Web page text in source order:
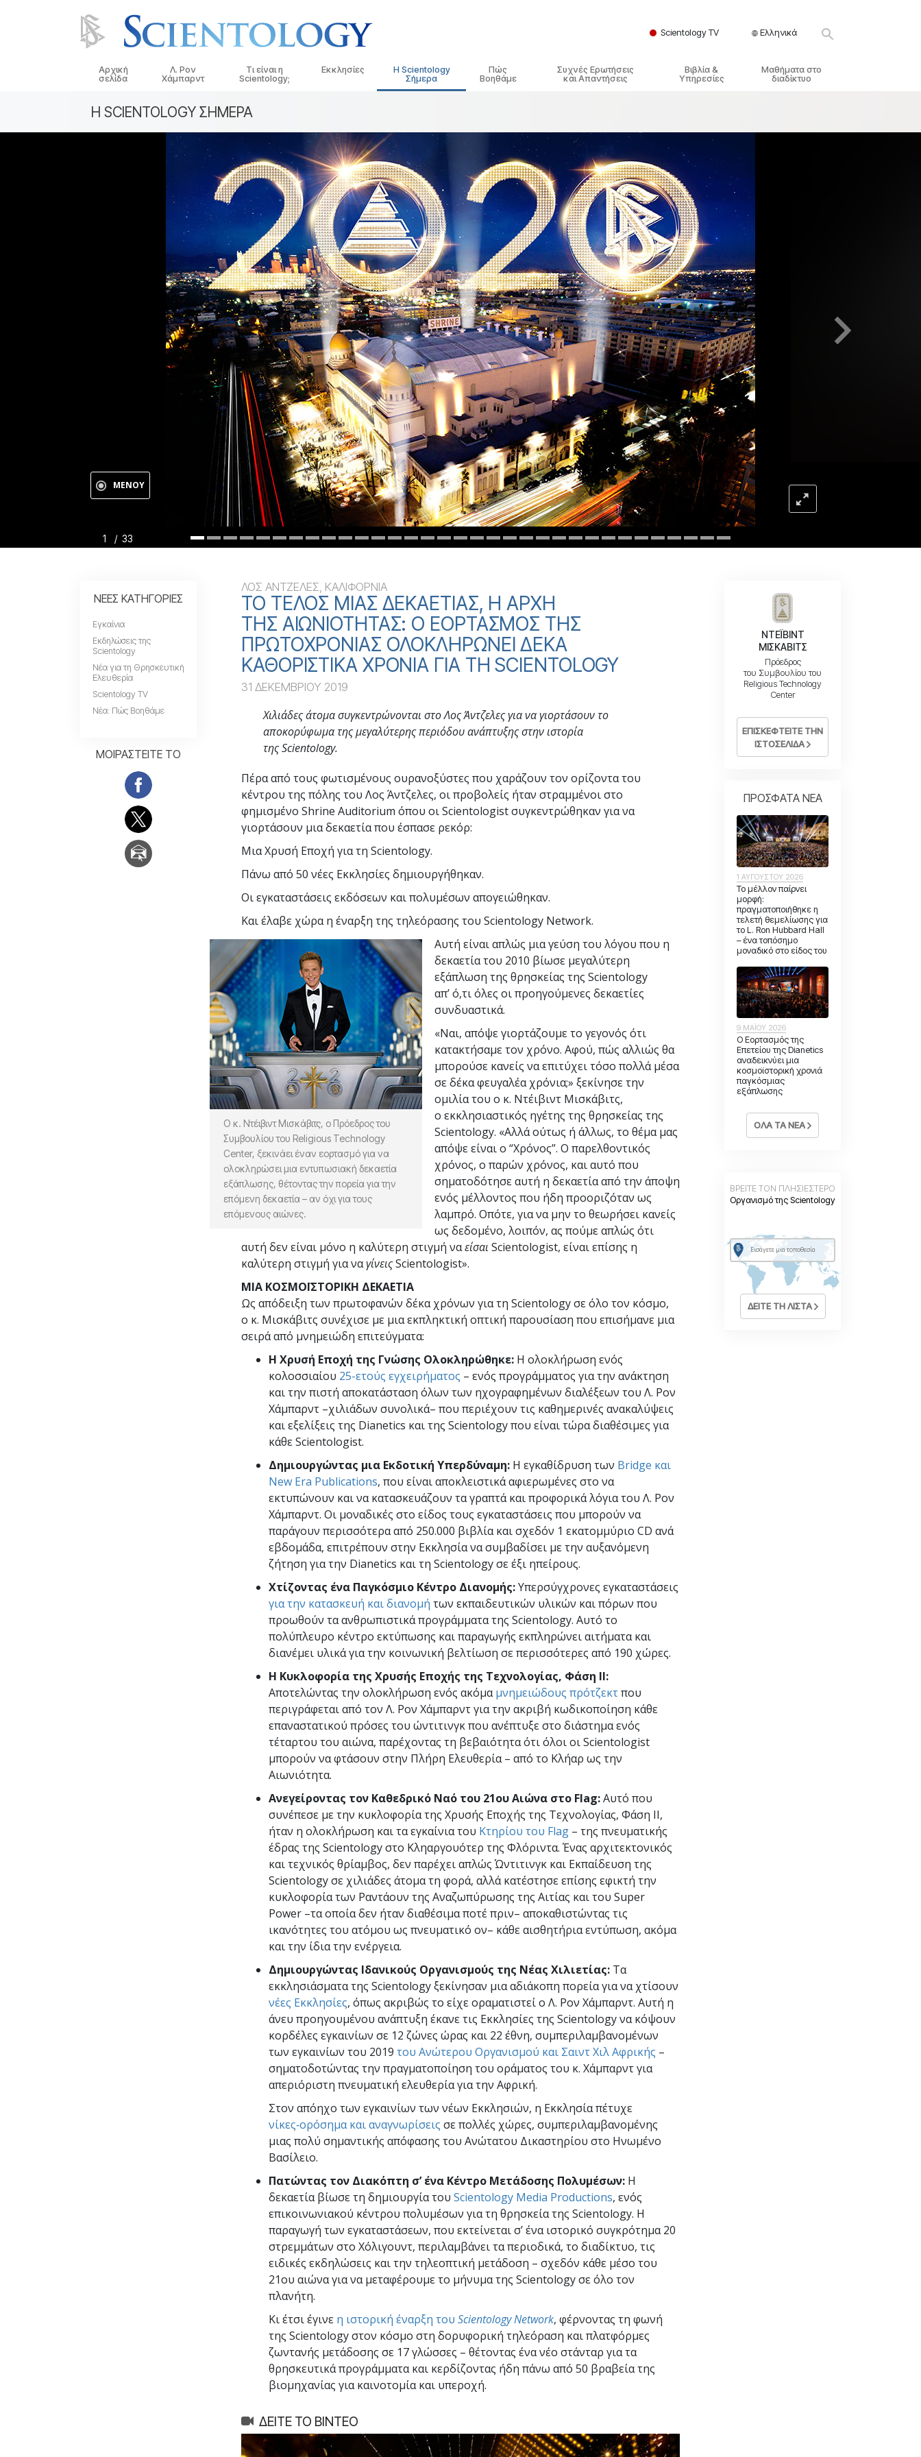
Scientology TV Ελληνικά
Αρχική
σελίδα
Λ. Ρον
Χάμπαρντ
Τι είναι η
Scientology;
Πιστεύω και Πρακτικές
Τα Πιστεύω και οι Κώδικες της
Σαηεντολογίας
Τι Λένε οι Σαηεντολόγοι για τη
Σαηεντολογία
Συναντήστε έναν Σαηεντολόγο
Μέσα σε μια Εκκλησία
Οι Βασικές Αρχές της
Σαηεντολογίας
Μια Εισαγωγή στη Διανοητική
Αγάπη και Μίσος –
Tι είναι η Μεγαλοσύνη;
Εκκλησίες
Ιδανικές Εκκλησίες της Scientology
Ανώτεροι οργανισμοί
Η Βάση του Φλαγκ
Freewinds
Φέρνοντας τη Σαηεντολογία στον
Κόσμο
Η Scientology
Σήμερα
Εκδηλώσεις της Scientology
Ντέιβιντ Μισκάβιτς: Εκκλησιαστικός
Ηγέτης της Scientology
Πώς
Βοηθάμε
Applied Scholastics
Κρίμινον
Νάρκωνον
Η Αλήθεια για τα Ναρκωτικά
Ενωμένοι για τα Ανθρώπινα
Δικαιώματα
Επιτροπή Πολιτών για τα
Ανθρώπινα Δικαιώματα
Εθελοντές Λειτουργοί της
Σαηεντολογίας
Συχνές Ερωτήσεις
και Απαντήσεις
Μέσα σε μια Εκκλησία
Ο Οργανισμός της Σαηεντολογίας
Βιβλία &
Υπηρεσίες
Ηχογραφημένα Βιβλία
Οι Εισαγωγικές Διαλέξεις
Εισαγωγικά Φιλμ
Εισαγωγικές Υπηρεσίες
Μαθήματα στο
διαδίκτυο
Τα Δυναμικά της Ύπαρξης
Τα Συστατικά της Κατανόησης
Λύσεις για ένα Επικίνδυνο
Περιβάλλον
Βοηθήματα για Ασθένειες και
Ατυχήματα
Ακεραιότητα και Τιμιότητα
Γάμος
Η Τονική Κλίμακα των
Συναισθημάτων
Φάρμακα και Ναρκωτικά:
Το Πρόβλημα και η Λύση του
Παιδιά
Εργαλεία για τον Χώρο Εργασίας
Ηθική και Καταστάσεις Ηθικής
Η Αιτία της Καταπίεσης
Διερευνήσεις
Τα Βασικά Στοιχεία της Οργάνωσης
Βασικές Αρχές Δημοσίων Σχέσεων
Η SCIENTOLOGY ΣΗΜΕΡΑ
ΜΕΝΟΥ
Εορτασμός Βίντεο
Ανασκόπηση της Δεκαετίας
Εξερευνήστε
τη Δεκαετία
Χρονολόγιο των Νέων
Οργανισμών της Scientology
1 / 33
ΛΟΣ ΑΝΤΖΕΛΕΣ, ΚΑΛΙΦΟΡΝΙΑ
ΤΟ ΤΕΛΟΣ ΜΙΑΣ ΔΕΚΑΕΤΙΑΣ, Η ΑΡΧΗ
ΤΗΣ ΑΙΩΝΙΟΤΗΤΑΣ: Ο ΕΟΡΤΑΣΜΟΣ ΤΗΣ
ΠΡΩΤΟΧΡΟΝΙΑΣ ΟΛΟΚΛΗΡΩΝΕΙ ΔΕΚΑ
ΚΑΘΟΡΙΣΤΙΚΑ ΧΡΟΝΙΑ ΓΙΑ ΤΗ SCIENTOLOGY
31 ΔΕΚΕΜΒΡΙΟΥ 2019
Χιλιάδες άτομα συγκεντρώνονται στο Λος Άντζελες για να γιορτάσουν το
αποκορύφωμα της μεγαλύτερης περιόδου ανάπτυξης στην ιστορία
της Scientology.
Πέρα από τους φωτισμένους ουρανοξύστες που χαράζουν τον ορίζοντα του
κέντρου της πόλης του Λος Άντζελες, οι προβολείς ήταν στραμμένοι στο
φημισμένο Shrine Auditorium όπου οι Scientologist συγκεντρώθηκαν για να
γιορτάσουν μια δεκαετία που έσπασε ρεκόρ:
Μια Χρυσή Εποχή για τη Scientology.
Πάνω από 50 νέες Εκκλησίες δημιουργήθηκαν.
Οι εγκαταστάσεις εκδόσεων και πολυμέσων απογειώθηκαν.
Και έλαβε χώρα η έναρξη της τηλεόρασης του Scientology Network.
Ο κ. Ντέιβιντ Μισκάβιτς, ο Πρόεδρος του
Συμβουλίου του Religious Technology
Center, ξεκινάει έναν εορτασμό για να
ολοκληρώσει μια εντυπωσιακή δεκαετία
εξάπλωσης, θέτοντας την πορεία για την
επόμενη δεκαετία – αν όχι για τους
επόμενους αιώνες.
Αυτή είναι απλώς μια γεύση του λόγου που η
δεκαετία του 2010 βίωσε μεγαλύτερη
εξάπλωση της θρησκείας της Scientology
απ’ ό,τι όλες οι προηγούμενες δεκαετίες
συνδυαστικά.
«Ναι, απόψε γιορτάζουμε το γεγονός ότι
κατακτήσαμε τον χρόνο. Αφού, πώς αλλιώς θα
μπορούσε κανείς να επιτύχει τόσο πολλά μέσα
σε δέκα φευγαλέα χρόνια;» ξεκίνησε την
ομιλία του ο κ. Ντέιβιντ Μισκάβιτς,
ο εκκλησιαστικός ηγέτης της θρησκείας της
Scientology. «Αλλά ούτως ή άλλως, το θέμα μας
απόψε είναι ο “Χρόνος”. Ο παρελθοντικός
χρόνος, ο παρών χρόνος, και αυτό που
σηματοδότησε αυτή η δεκαετία από την άποψη
ενός μέλλοντος που ήδη προοριζόταν ως
λαμπρό. Οπότε, για να μην το θεωρήσει κανείς
ως δεδομένο, λοιπόν, ας πούμε απλώς ότι
αυτή δεν είναι μόνο η καλύτερη στιγμή ναείσαι Scientologist, είναι επίσης η
καλύτερη στιγμή για ναγίνειςScientologist».
ΜΙΑ ΚΟΣΜΟΪΣΤΟΡΙΚΗ ΔΕΚΑΕΤΙΑ
Ως απόδειξη των πρωτοφανών δέκα χρόνων για τη Scientology σε όλο τον κόσμο,
ο κ. Μισκάβιτς συνέχισε με μια εκπληκτική οπτική παρουσίαση που επισήμανε μια
σειρά από μνημειώδη επιτεύγματα:
Η Χρυσή Εποχή της Γνώσης Ολοκληρώθηκε: Η ολοκλήρωση ενός
κολοσσιαίου 25-ετούς εγχειρήματος – ενός προγράμματος για την ανάκτηση
και την πιστή αποκατάσταση όλων των ηχογραφημένων διαλέξεων του Λ. Ρον
Χάμπαρντ –χιλιάδων συνολικά– που περιέχουν τις καθημερινές ανακαλύψεις
και εξελίξεις της Dianetics και της Scientology που είναι τώρα διαθέσιμες για
κάθε Scientologist.
Δημιουργώντας μια Εκδοτική Υπερδύναμη: Η εγκαθίδρυση των Bridge και
New Era Publications, που είναι αποκλειστικά αφιερωμένες στο να
εκτυπώνουν και να κατασκευάζουν τα γραπτά και προφορικά λόγια του Λ. Ρον
Χάμπαρντ. Οι μοναδικές στο είδος τους εγκαταστάσεις που μπορούν να
παράγουν περισσότερα από 250.000 βιβλία και σχεδόν 1 εκατομμύριο CD ανά
εβδομάδα, επιτρέπουν στην Εκκλησία να συμβαδίσει με την αυξανόμενη
ζήτηση για την Dianetics και τη Scientology σε έξι ηπείρους.
Χτίζοντας ένα Παγκόσμιο Κέντρο Διανομής:Υπερσύγχρονες εγκαταστάσεις
για την κατασκευή και διανομή των εκπαιδευτικών υλικών και πόρων που
προωθούν τα ανθρωπιστικά προγράμματα της Scientology. Αυτό το
πολύπλευρο κέντρο εκτύπωσης και παραγωγής εκπληρώνει αιτήματα και
διανέμει υλικά για την κοινωνική βελτίωση σε περισσότερες από 190 χώρες.
Η Κυκλοφορία της Χρυσής Εποχής της Τεχνολογίας, Φάση ΙΙ:
Αποτελώντας την ολοκλήρωση ενός ακόμαμνημειώδους πρότζεκτπου
περιγράφεται από τον Λ. Ρον Χάμπαρντ για την ακριβή κωδικοποίηση κάθε
επαναστατικού πρόσες του ώντιτινγκ που ανέπτυξε στο διάστημα ενός
τέταρτου του αιώνα, παρέχοντας τη βεβαιότητα ότι όλοι οι Scientologist
μπορούν να φτάσουν στην Πλήρη Ελευθερία – από το Κλήαρ ως την
Αιωνιότητα.
Ανεγείροντας τον Καθεδρικό Ναό του 21ου Αιώνα στο Flag:Αυτό που
συνέπεσε με την κυκλοφορία της Χρυσής Εποχής της Τεχνολογίας, Φάση ΙΙ,
ήταν η ολοκλήρωση και τα εγκαίνια του Κτηρίου του Flag – της πνευματικής
έδρας της Scientology στο Κληαργουότερ της Φλόριντα. Ένας αρχιτεκτονικός
και τεχνικός θρίαμβος, δεν παρέχει απλώς Ώντιτινγκ και Εκπαίδευση της
Scientology σε χιλιάδες άτομα τη φορά, αλλά κατέστησε επίσης εφικτή την
κυκλοφορία των Ραντάουν της Αναζωπύρωσης της Αιτίας και του Super
Power –τα οποία δεν ήταν διαθέσιμα ποτέ πριν– αποκαθιστώντας τις
ικανότητες του ατόμου ως πνευματικό ον– κάθε αισθητήρια εντύπωση, ακόμα
και την ίδια την ενέργεια.
Δημιουργώντας Ιδανικούς Οργανισμούς της Νέας Χιλιετίας: Τα
εκκλησιάσματα της Scientology ξεκίνησαν μια αδιάκοπη πορεία για να χτίσουν
νέες Εκκλησίες, όπως ακριβώς το είχε οραματιστεί ο Λ. Ρον Χάμπαρντ. Αυτή η
άνευ προηγουμένου ανάπτυξη έκανε τις Εκκλησίες της Scientology να κόψουν
κορδέλες εγκαινίων σε 12 ζώνες ώρας και 22 έθνη, συμπεριλαμβανομένων
των εγκαινίων του 2019 του Ανώτερου Οργανισμού και Σαιντ Χιλ Αφρικής –
σηματοδοτώντας την πραγματοποίηση του οράματος του κ. Χάμπαρντ για
απεριόριστη πνευματική ελευθερία για την Αφρική.
Στον απόηχο των εγκαινίων των νέων Εκκλησιών, η Εκκλησία πέτυχε
νίκες‑ορόσημα και αναγνωρίσεις σε πολλές χώρες, συμπεριλαμβανομένης
μιας πολύ σημαντικής απόφασης του Ανώτατου Δικαστηρίου στο Ηνωμένο
Βασίλειο.
Πατώντας τον Διακόπτη σ’ ένα Κέντρο Μετάδοσης Πολυμέσων: Η
δεκαετία βίωσε τη δημιουργία του Scientology Media Productions, ενός
επικοινωνιακού κέντρου πολυμέσων για τη θρησκεία της Scientology. Η
παραγωγή των εγκαταστάσεων, που εκτείνεται σ’ ένα ιστορικό συγκρότημα 20
στρεμμάτων στο Χόλιγουντ, περιλαμβάνει τα περιοδικά, το διαδίκτυο, τις
ειδικές εκδηλώσεις και την τηλεοπτική μετάδοση – σχεδόν κάθε μέσο του
21ου αιώνα για να μεταφέρουμε το μήνυμα της Scientology σε όλο τον
πλανήτη.
Κι έτσι έγινε η ιστορική έναρξη του Scientology Network, φέρνοντας τη φωνή
της Scientology στον κόσμο στη δορυφορική τηλεόραση και πλατφόρμες
ζωντανής μετάδοσης σε 17 γλώσσες – θέτοντας ένα νέο στάνταρ για τα
θρησκευτικά προγράμματα και κερδίζοντας ήδη πάνω από 50 βραβεία της
βιομηχανίας για καινοτομία και υπεροχή.
ΔΕΙΤΕ ΤΟ ΒΙΝΤΕΟ
ΝΕΕΣ ΚΑΤΗΓΟΡΙΕΣ
Εγκαίνια
Εκδηλώσεις της
Scientology
Νέα για τη Θρησκευτική
Ελευθερία
Scientology TV
Νέα: Πώς Βοηθάμε
ΜΟΙΡΑΣΤΕΙΤΕ ΤΟ
ΝΤΕΪΒΙΝΤ
ΜΙΣΚΑΒΙΤΣ
Πρόεδρος
του Συμβουλίου του
Religious Technology
Center
ΕΠΙΣΚΕΦΤΕΙΤΕ ΤΗΝ
ΙΣΤΟΣΕΛΙΔΑ
ΠΡΟΣΦΑΤΑ ΝΕΑ
1 ΑΥΓΟΥΣΤΟΥ 2026
Το μέλλον παίρνει
μορφή:
πραγματοποιήθηκε η
τελετή θεμελίωσης για
το L. Ron Hubbard Hall
– ένα τοπόσημο
μοναδικό στο είδος του
9 ΜΑΪΟΥ 2026
Ο Εορτασμός της
Επετείου της Dianetics
αναδεικνύει μια
κοσμοϊστορική χρονιά
παγκόσμιας
εξάπλωσης
ΟΛΑ ΤΑ ΝΕΑ
ΒΡΕΙΤΕ ΤΟΝ ΠΛΗΣΙΕΣΤΕΡΟ
Οργανισμό της Scientology
ΔΕΙΤΕ ΤΗ ΛΙΣΤΑ